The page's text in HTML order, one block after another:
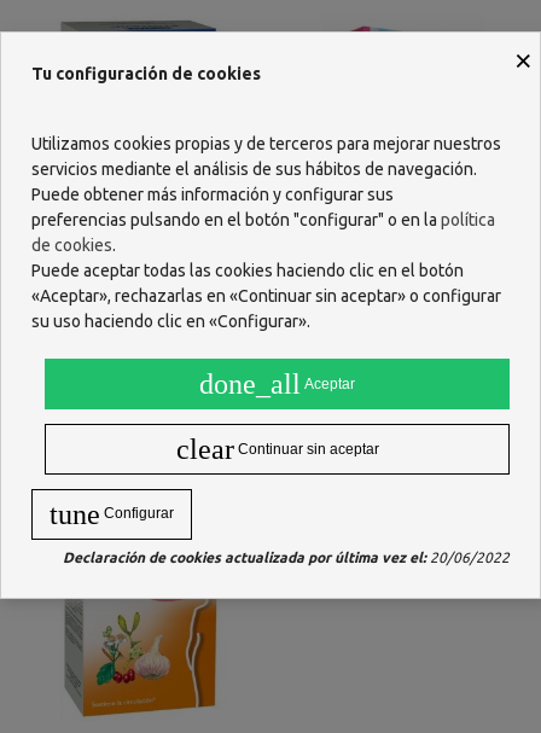
PROSTAVIT 40 CAPSULAS
PESO IDEAL BIONAL 40
PERLAS
×
Tu configuración de cookies
Utilizamos cookies propias y de terceros para mejorar nuestros
servicios mediante el análisis de sus hábitos de navegación.
Puede obtener más información y configurar sus
preferencias pulsando en el botón "configurar" o en la política
de cookies.
Puede aceptar todas las cookies haciendo clic en el botón
«Aceptar», rechazarlas en «Continuar sin aceptar» o configurar
su uso haciendo clic en «Configurar».
done_all Aceptar
clear Continuar sin aceptar
tune Configurar
Declaración de cookies actualizada por última vez el:20/06/2022